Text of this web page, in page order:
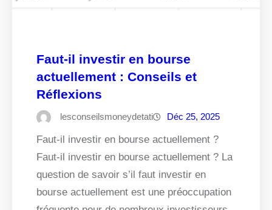
Faut-il investir en bourse
actuellement : Conseils et
Réflexions
lesconseilsmoneydetati Déc 25, 2025
Faut-il investir en bourse actuellement ?
Faut-il investir en bourse actuellement ? La
question de savoir s’il faut investir en
bourse actuellement est une préoccupation